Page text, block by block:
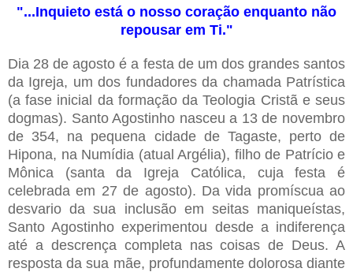
"...Inquieto está o nosso coração enquanto não
repousar em Ti."
Dia 28 de agosto é a festa de um dos grandes santos
da Igreja, um dos fundadores da chamada Patrística
(a fase inicial da formação da Teologia Cristã e seus
dogmas). Santo Agostinho nasceu a 13 de novembro
de 354, na pequena cidade de Tagaste, perto de
Hipona, na Numídia (atual Argélia), filho de Patrício e
Mônica (santa da Igreja Católica, cuja festa é
celebrada em 27 de agosto). Da vida promíscua ao
desvario da sua inclusão em seitas maniqueístas,
Santo Agostinho experimentou desde a indiferença
até a descrença completa nas coisas de Deus. A
resposta da sua mãe, profundamente dolorosa diante